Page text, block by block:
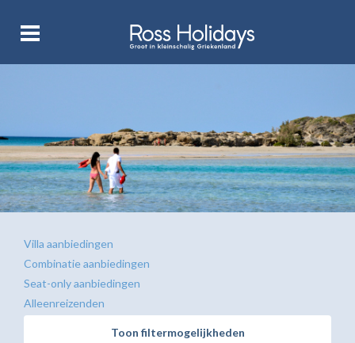
Villa aanbiedingen
Combinatie aanbiedingen
Seat-only aanbiedingen
Alleenreizenden
Toon filtermogelijkheden